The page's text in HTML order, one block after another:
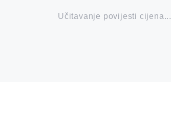
Učitavanje povijesti cijena...